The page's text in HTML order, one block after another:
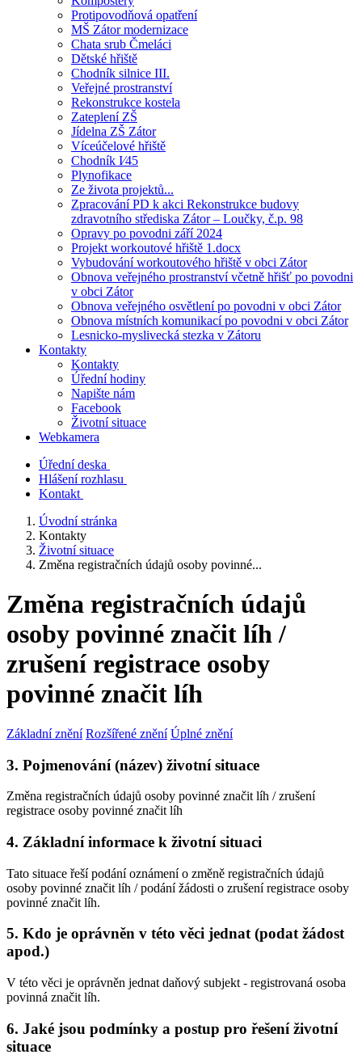
Protipovodňová opatření
MŠ Zátor modernizace
Chata srub Čmeláci
Dětské hřiště
Chodník silnice III.
Veřejné prostranství
Rekonstrukce kostela
Zateplení ZŠ
Jídelna ZŠ Zátor
Víceúčelové hřiště
Chodník I⁄45
Plynofikace
Ze života projektů...
Zpracování PD k akci Rekonstrukce budovy
zdravotního střediska Zátor – Loučky, č.p. 98
Opravy po povodni září 2024
Projekt workoutové hřiště 1.docx
Vybudování workoutového hřiště v obci Zátor
Obnova veřejného prostranství včetně hřišť po povodni
v obci Zátor
Obnova veřejného osvětlení po povodni v obci Zátor
Obnova místních komunikací po povodni v obci Zátor
Lesnicko-myslivecká stezka v Zátoru
Kontakty
Kontakty
Úřední hodiny
Napište nám
Facebook
Životní situace
Webkamera
Úřední deska
Hlášení rozhlasu
Kontakt
Úvodní stránka
Kontakty
Životní situace
Změna registračních údajů osoby povinné...
Změna registračních údajů
osoby povinné značit líh /
zrušení registrace osoby
povinné značit líh
Základní znění Rozšířené znění Úplné znění
3. Pojmenování (název) životní situace
Změna registračních údajů osoby povinné značit líh / zrušení
registrace osoby povinné značit líh
4. Základní informace k životní situaci
Tato situace řeší podání oznámení o změně registračních údajů
osoby povinné značit líh / podání žádosti o zrušení registrace osoby
povinné značit líh.
5. Kdo je oprávněn v této věci jednat (podat žádost
apod.)
V této věci je oprávněn jednat daňový subjekt - registrovaná osoba
povinná značit líh.
6. Jaké jsou podmínky a postup pro řešení životní
situace